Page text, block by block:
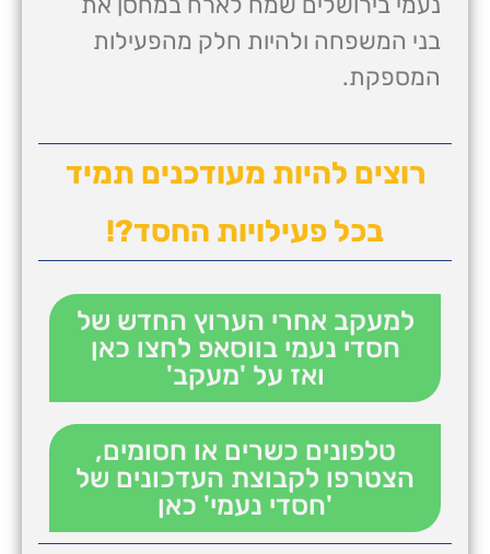
בני המשפחה ולהיות חלק מהפעילות
המספקת.
רוצים להיות מעודכנים תמיד
בכל פעילויות החסד?!
למעקב אחרי הערוץ החדש של
חסדי נעמי בווסאפ לחצו כאן
ואז על 'מעקב'
טלפונים כשרים או חסומים,
הצטרפו לקבוצת העדכונים של
'חסדי נעמי' כאן